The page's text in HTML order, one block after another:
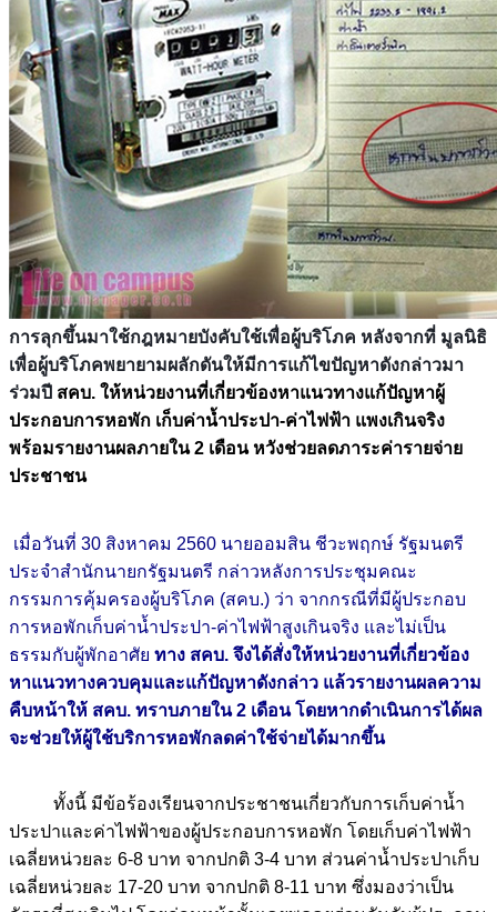
การลุกขึ้นมาใช้กฎหมายบังคับใช้เพื่อผู้บริโภค หลังจากที่ มูลนิธิ
เพื่อผู้บริโภคพยายามผลักดันให้มีการแก้ไขปัญหาดังกล่าวมา
ร่วมปี สคบ. ให้หน่วยงานที่เกี่ยวข้องหาแนวทางแก้ปัญหาผู้
ประกอบการหอพัก เก็บค่าน้ำประปา-ค่าไฟฟ้า แพงเกินจริง
พร้อมรายงานผลภายใน 2 เดือน หวังช่วยลดภาระค่ารายจ่าย
ประชาชน
เมื่อวันที่ 30 สิงหาคม 2560 นายออมสิน ชีวะพฤกษ์ รัฐมนตรี
ประจำสำนักนายกรัฐมนตรี กล่าวหลังการประชุมคณะ
กรรมการคุ้มครองผู้บริโภค (สคบ.) ว่า จากกรณีที่มีผู้ประกอบ
การหอพักเก็บค่าน้ำประปา-ค่าไฟฟ้าสูงเกินจริง และไม่เป็น
ธรรมกับผู้พักอาศัย ทาง สคบ. จึงได้สั่งให้หน่วยงานที่เกี่ยวข้อง
หาแนวทางควบคุมและแก้ปัญหาดังกล่าว แล้วรายงานผลความ
คืบหน้าให้ สคบ. ทราบภายใน 2 เดือน โดยหากดำเนินการได้ผล
จะช่วยให้ผู้ใช้บริการหอพักลดค่าใช้จ่ายได้มากขึ้น
ทั้งนี้ มีข้อร้องเรียนจากประชาชนเกี่ยวกับการเก็บค่าน้ำ
ประปาและค่าไฟฟ้าของผู้ประกอบการหอพัก โดยเก็บค่าไฟฟ้า
เฉลี่ยหน่วยละ 6-8 บาท จากปกติ 3-4 บาท ส่วนค่าน้ำประปาเก็บ
เฉลี่ยหน่วยละ 17-20 บาท จากปกติ 8-11 บาท ซึ่งมองว่าเป็น